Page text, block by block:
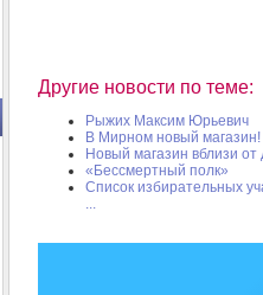
Другие новости по теме:
Рыжих Максим Юрьевич
В Мирном новый магазин!
Новый магазин вблизи от
«Бессмертный полк»
Список избирательных
...